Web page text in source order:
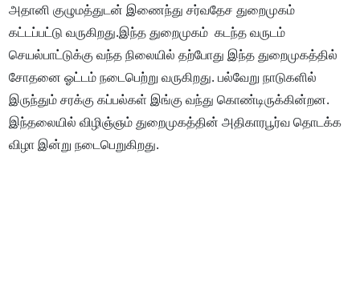
அதானி குழுமத்துடன் இணைந்து சர்வதேச துறைமுகம்
கட்டப்பட்டு வருகிறது.இந்த துறைமுகம் கடந்த வருடம்
செயல்பாட்டுக்கு வந்த நிலையில் தற்போது இந்த துறைமுகத்தில்
சோதனை ஓட்டம் நடைபெற்று வருகிறது. பல்வேறு நாடுகளில்
இருந்தும் சரக்கு கப்பல்கள் இங்கு வந்து கொண்டிருக்கின்றன.
இந்தலையில் விழிஞ்ஞம் துறைமுகத்தின் அதிகாரபூர்வ தொடக்க
விழா இன்று நடைபெறுகிறது.